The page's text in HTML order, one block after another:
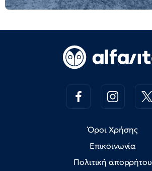
Όροι Χρήσης
Επικοινωνία
Πολιτική απορρήτου